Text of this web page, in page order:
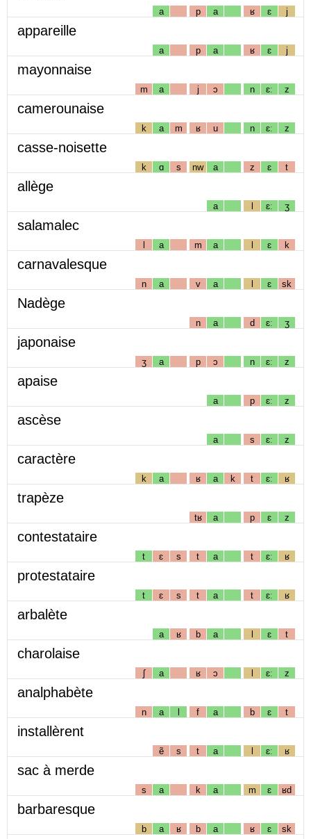
a p a ʁ ɛ j
appareille
a p a ʁ ɛ j
mayonnaise
m a j ɔ n ɛː z
camerounaise
k a m ʁ u n ɛː z
casse-noisette
k ɑ s nw a z ɛ t
allège
a l ɛː ʒ
salamalec
l a m a l ɛ k
carnavalesque
n a v a l ɛ sk
Nadège
n a d ɛː ʒ
japonaise
ʒ a p ɔ n ɛː z
apaise
a p ɛː z
ascèse
a s ɛː z
caractère
k a ʁ a k t ɛː ʁ
trapèze
tʁ a p ɛ z
contestataire
t ɛ s t a t ɛː ʁ
protestataire
t ɛ s t a t ɛː ʁ
arbalète
a ʁ b a l ɛ t
charolaise
ʃ a ʁ ɔ l ɛː z
analphabète
n a l f a b ɛ t
installèrent
ẽ s t a l ɛː ʁ
sac à merde
s a k a m ɛ ʁd
barbaresque
b a ʁ b a ʁ ɛ sk